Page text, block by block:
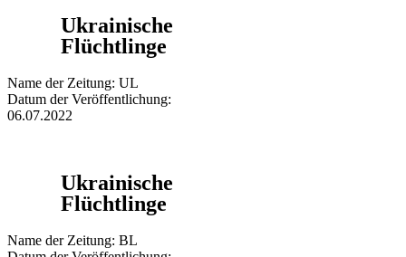
Ukrainische
Flüchtlinge
Name der Zeitung: UL
Datum der Veröffentlichung:
06.07.2022
Ukrainische
Flüchtlinge
Name der Zeitung: BL